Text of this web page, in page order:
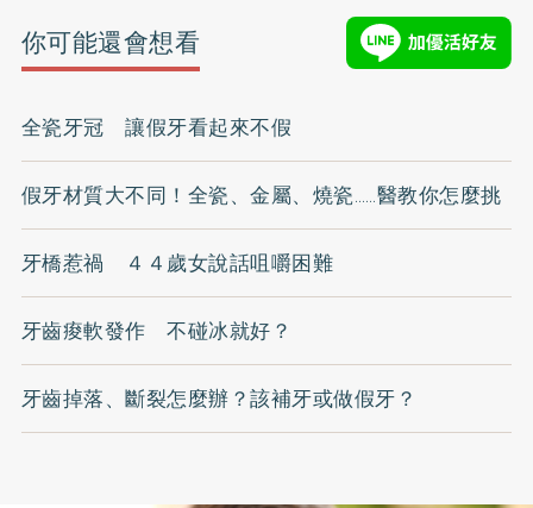
你可能還會想看
全瓷牙冠 讓假牙看起來不假
假牙材質大不同！全瓷、金屬、燒瓷……醫教你怎麼挑
牙橋惹禍 ４４歲女說話咀嚼困難
牙齒痠軟發作 不碰冰就好？
牙齒掉落、斷裂怎麼辦？該補牙或做假牙？